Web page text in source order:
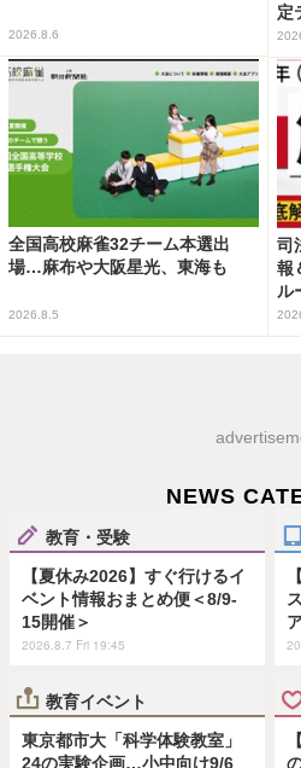
2026.8.6
定
全国高校麻雀32チーム本選出
場…麻布や大阪星光、東海も
2026.8.5
司
報
ル
NEWS
教育・受験
【夏休み2026】すぐ行けるイ
ベント情報おまとめ便＜8/9-
15開催＞
2026.8.7 Fri 19:45
教育イベント
東京都市大「科学体験教室」
24の実験企画…小中向け9/6